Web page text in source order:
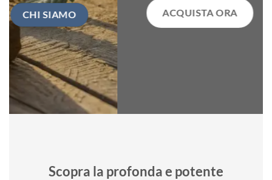
ACQUISTA ORA CHI SIAMO
Scopra la profonda e potente